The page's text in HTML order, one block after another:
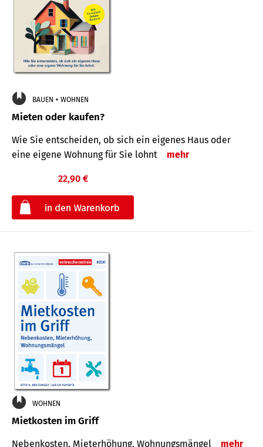
BAUEN + WOHNEN
Mieten oder kaufen?
Wie Sie entscheiden, ob sich ein eigenes Haus oder
eine eigene Wohnung für Sie lohnt
mehr
22,90 €
WOHNEN
Mietkosten im Griff
Nebenkosten, Mieterhöhung, Wohnungsmängel mehr